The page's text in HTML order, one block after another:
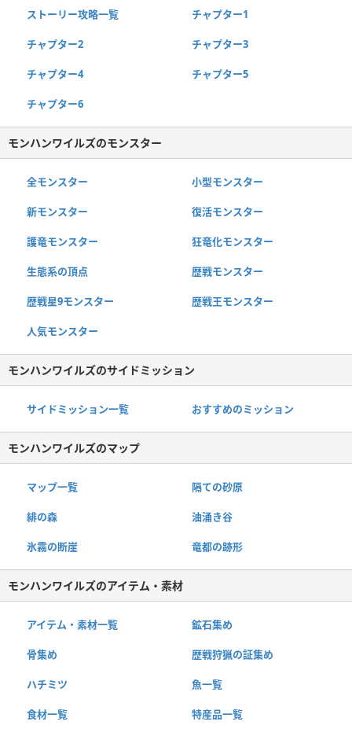
ストーリー攻略一覧 チャプター1
チャプター2 チャプター3
チャプター4 チャプター5
チャプター6
モンハンワイルズのモンスター
全モンスター 小型モンスター
新モンスター 復活モンスター
護竜モンスター 狂竜化モンスター
生態系の頂点 歴戦モンスター
歴戦星9モンスター 歴戦王モンスター
人気モンスター
モンハンワイルズのサイドミッション
サイドミッション一覧 おすすめのミッション
モンハンワイルズのマップ
マップ一覧 隔ての砂原
緋の森 油涌き谷
氷霧の断崖 竜都の跡形
モンハンワイルズのアイテム・素材
アイテム・素材一覧 鉱石集め
骨集め 歴戦狩猟の証集め
ハチミツ 魚一覧
食材一覧 特産品一覧